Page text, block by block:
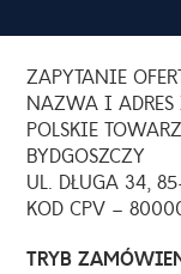
ZAPYTANIE
NAZWA I
POLSKIE
BYDGOSZCZY
UL. DŁUGA 34,
KOD CPV –
TRYB